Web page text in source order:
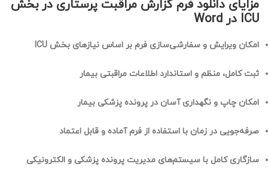
مزایای دانلود فرم گزارش مراقبت پرستاری در بخش
ICU در Word
امکان ویرایش و سفارشی‌سازی فرم بر اساس نیازهای بخش ICU
ثبت کامل، منظم و استاندارد اطلاعات مراقبتی بیمار
امکان چاپ و نگهداری آسان در پرونده پزشکی بیمار
صرفه‌جویی در زمان با استفاده از فرم آماده و قابل اعتماد
سازگاری کامل با سیستم‌های مدیریت پرونده پزشکی و الکترونیکی